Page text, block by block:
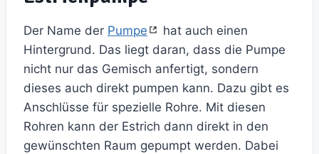
Der Name der Pumpe
hat auch einen
Hintergrund. Das liegt daran, dass die Pumpe
nicht nur das Gemisch anfertigt, sondern
dieses auch direkt pumpen kann. Dazu gibt es
Anschlüsse für spezielle Rohre. Mit diesen
Rohren kann der Estrich dann direkt in den
gewünschten Raum gepumpt werden. Dabei